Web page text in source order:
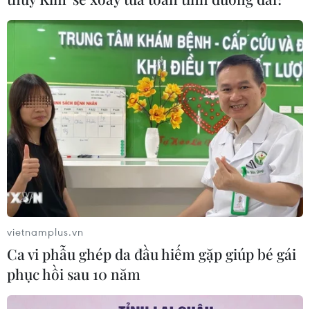
nắng nóng
06/08/2026 03:02
Thành phố Hồ Chí Minh triển khai 8
dự án trạm trung chuyển rác công
nghệ khép kín
06/08/2026 03:01
Sơn La hỗ trợ người dân di dời khỏi
nơi nguy hiểm do mưa lũ
06/08/2026 02:50
Thời tiết ngày 6/8: Bão số 3 đã di
chuyển ra ngoài Biển Đông
vietnamplus.vn
Ca vi phẫu ghép da đầu hiếm gặp giúp bé gái
phục hồi sau 10 năm